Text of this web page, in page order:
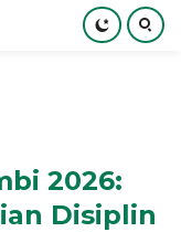
2026:
Disiplin